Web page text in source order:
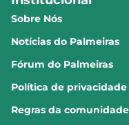
Sobre Nós
Notícias do Palmeiras
Fórum do Palmeiras
Política de privacidade
Regras da comunidade